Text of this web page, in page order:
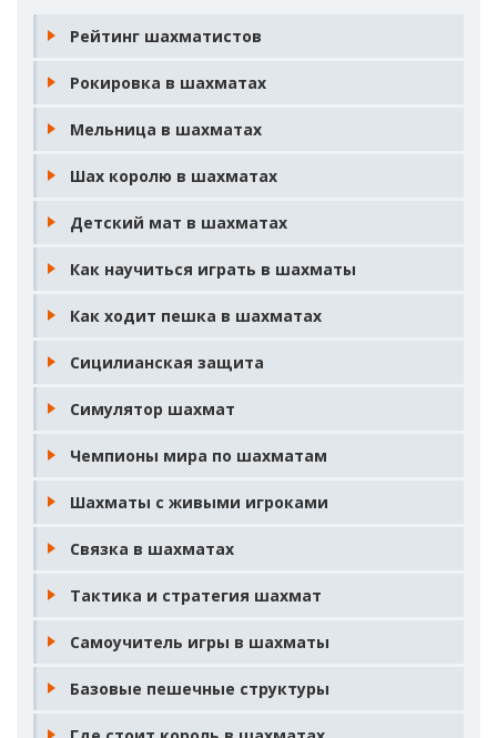
Рейтинг шахматистов
Рокировка в шахматах
Мельница в шахматах
Шах королю в шахматах
Детский мат в шахматах
Как научиться играть в шахматы
Как ходит пешка в шахматах
Сицилианская защита
Симулятор шахмат
Чемпионы мира по шахматам
Шахматы с живыми игроками
Связка в шахматах
Тактика и стратегия шахмат
Самоучитель игры в шахматы
Базовые пешечные структуры